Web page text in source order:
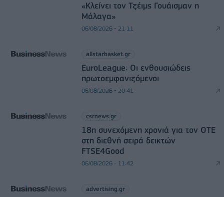
«Κλείνει τον Τζέιμς Γουάισμαν η
Μάλαγα»
06/08/2026 - 21:11
allstarbasket.gr
EuroLeague: Οι ενθουσιώδεις
πρωτοεμφανιζόμενοι
06/08/2026 - 20:41
csrnews.gr
18η συνεχόμενη χρονιά για τον ΟΤΕ
στη διεθνή σειρά δεικτών
FTSE4Good
06/08/2026 - 11:42
advertising.gr